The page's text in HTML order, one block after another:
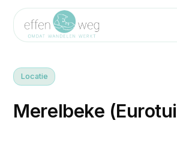
Locatie
Merelbeke (Eurotui